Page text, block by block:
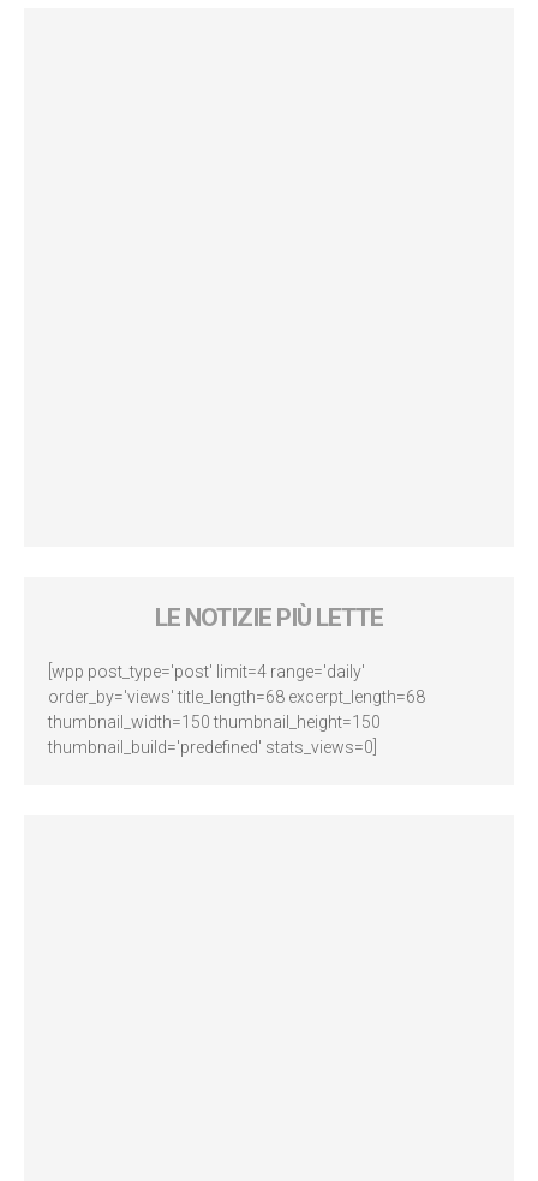
LE NOTIZIE PIÙ LETTE
[wpp post_type='post' limit=4 range='daily'
order_by='views' title_length=68 excerpt_length=68
thumbnail_width=150 thumbnail_height=150
thumbnail_build='predefined' stats_views=0]